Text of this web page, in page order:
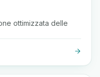
ottimizzata delle